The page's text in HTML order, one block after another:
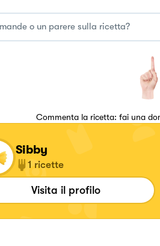
Commenta la ricetta: fai una
Sibby
1 ricette
Visita il profilo